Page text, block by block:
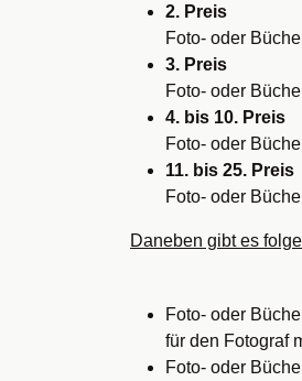
2. Preis
Foto- oder
3. Preis
Foto- oder
4. bis 10. Preis
Foto- oder
11. bis 25. Preis
Foto- oder
Daneben gibt es
Foto- oder
für den Fotograf
Foto- oder